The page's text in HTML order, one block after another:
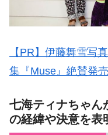
【PR】伊藤舞雪写
集『Muse』絶賛発売
七海ティナちゃん
の経緯や決意を表